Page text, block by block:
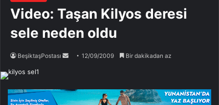
Video: Taşan Kilyos deresi
sele neden oldu
BeşiktaşPostası
Bir
göndermek
12/09/2009 Bir dakikadan az